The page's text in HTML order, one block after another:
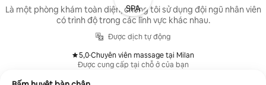
Là một phòng khám toàn diện, chúng tôi sử dụng đội ngũ nhân viên
có trình độ trong các lĩnh vực khác nhau.
Được dịch tự động
5,0
, ·Chuyên viên massage tại Milan
Được cung cấp tại chỗ ở của bạn